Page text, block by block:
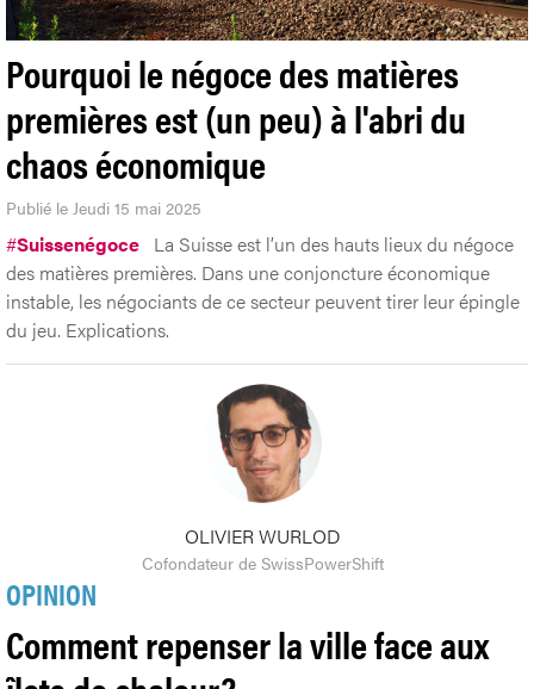
Pourquoi le négoce des matières
premières est (un peu) à l'abri du
chaos économique
Publié le Jeudi 15 mai 2025
#Suissenégoce La Suisse est l’un des hauts lieux du négoce
des matières premières. Dans une conjoncture économique
instable, les négociants de ce secteur peuvent tirer leur épingle
du jeu. Explications.
OLIVIER WURLOD
Cofondateur de SwissPowerShift
OPINION
Comment repenser la ville face aux